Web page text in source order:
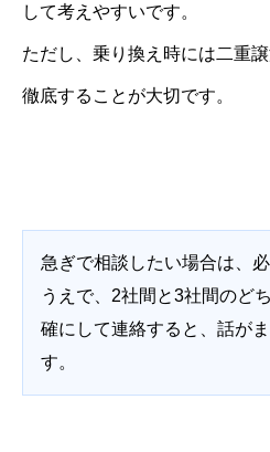
して考えやすいです。
ただし、乗り換え時には二重
徹底することが大切です。
急ぎで相談したい場合は、
うえで、2社間と3社間のど
確にして連絡すると、話が
す。